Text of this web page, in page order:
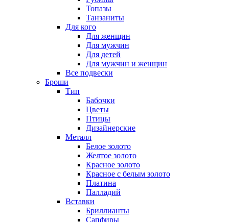
Топазы
Танзаниты
Для кого
Для женщин
Для мужчин
Для детей
Для мужчин и женщин
Все подвески
Броши
Тип
Бабочки
Цветы
Птицы
Дизайнерские
Металл
Белое золото
Желтое золото
Красное золото
Красное с белым золото
Платина
Палладий
Вставки
Бриллианты
Сапфиры